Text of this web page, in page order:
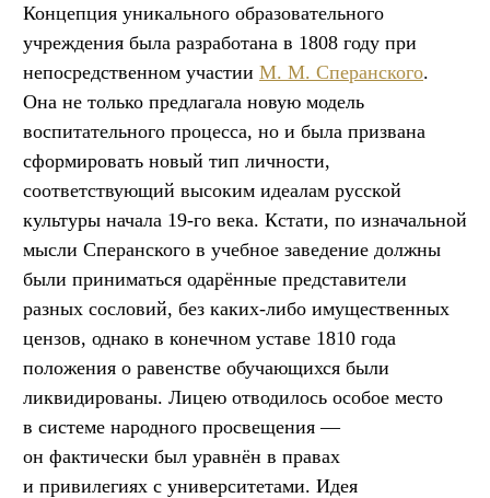
Концепция уникального образовательного
учреждения была разработана в 1808 году при
непосредственном участии М. М. Сперанского.
Она не только предлагала новую модель
воспитательного процесса, но и была призвана
сформировать новый тип личности,
соответствующий высоким идеалам русской
культуры начала 19-го века. Кстати, по изначальной
мысли Сперанского в учебное заведение должны
были приниматься одарённые представители
разных сословий, без каких-либо имущественных
цензов, однако в конечном уставе 1810 года
положения о равенстве обучающихся были
ликвидированы. Лицею отводилось особое место
в системе народного просвещения —
он фактически был уравнён в правах
и привилегиях с университетами. Идея